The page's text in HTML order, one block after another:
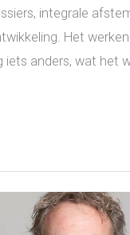
integrale
Het
iets anders, wat het